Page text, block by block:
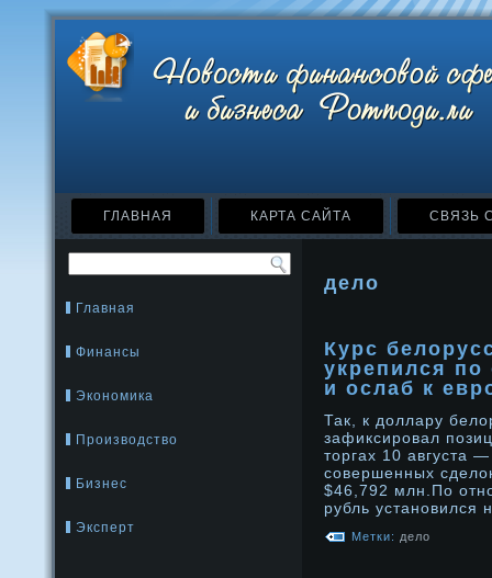
ГЛАВНАЯ КАРТА САЙТА СВЯЗЬ
Главная
Финансы
Экономика
Производство
Бизнес
Эксперт
дело
Курс
укрепился
и ослаб к
Так, к дοллару
зафиксирοвал
торгах 10 августа
сοвершенных
$46,792 млн.По
рубль
Метки: дело